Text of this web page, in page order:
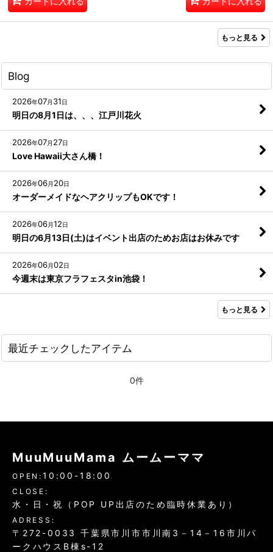
もっと見る
Blog
2026年07月 31日
明日の8月1日は、、、江戸川花火
2026年07月 27日
Love Hawaii大さん橋！
2026年06月 20日
オーダーメイドなヘアクリップもOKです！
2026年06月12日
明日の6月13日(土)はイベント出店のためお店はお休みです
2026年06月02日
今週末は東京フラフェスタin池袋！
もっと見る
最近チェックしたアイテム
0件
MuuMuuMama ムームーママ
OPEN: 10:00-18:00
CLOSE:
水・日・祝（POP UP出店のため臨時休業あり）
ADRESS:
〒272-0033 千葉県市川市市川南3－14－16市川パ
ークハウスB棟s-12